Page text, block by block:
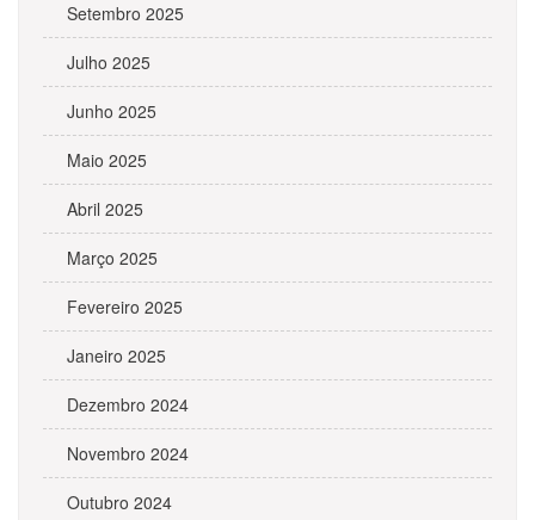
Setembro 2025
Julho 2025
Junho 2025
Maio 2025
Abril 2025
Março 2025
Fevereiro 2025
Janeiro 2025
Dezembro 2024
Novembro 2024
Outubro 2024